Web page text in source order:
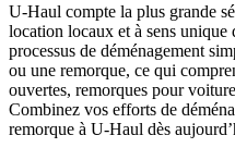
U-Haul compte la plus grande
location locaux et à sens unique
processus de déménagement
ou une remorque, ce qui
ouvertes, remorques pour
Combinez vos efforts de
remorque à U-Haul dès